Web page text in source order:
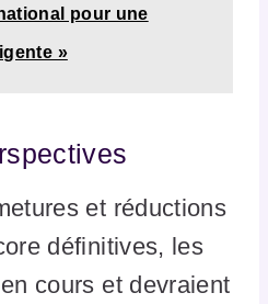
pour une
»
et réductions
définitives, les
cours et devraient